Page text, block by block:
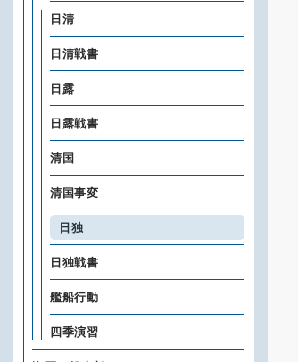
日清
日清戦書
日露
日露戦書
清国
清国事変
日独
日独戦書
艦船行動
四季演習